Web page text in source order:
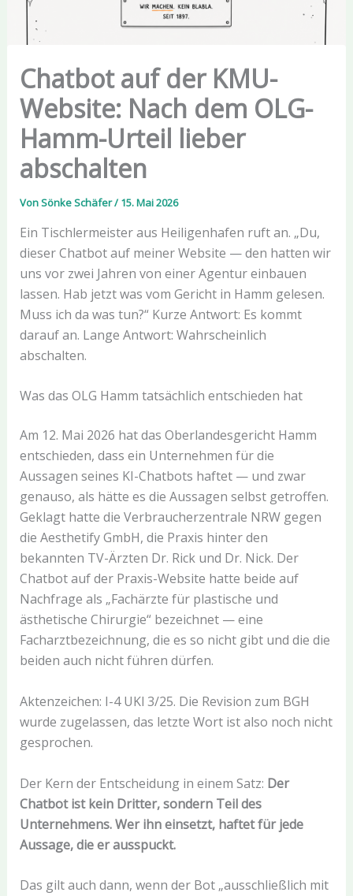
Chatbot auf der KMU-
Website: Nach dem OLG-
Hamm-Urteil lieber
abschalten
VonSönke Schäfer/ 15. Mai 2026
Ein Tischlermeister aus Heiligenhafen ruft an. „Du,
dieser Chatbot auf meiner Website — den hatten wir
uns vor zwei Jahren von einer Agentur einbauen
lassen. Hab jetzt was vom Gericht in Hamm gelesen.
Muss ich da was tun?“ Kurze Antwort: Es kommt
darauf an. Lange Antwort: Wahrscheinlich
abschalten.
Was das OLG Hamm tatsächlich entschieden hat
Am 12. Mai 2026 hat das Oberlandesgericht Hamm
entschieden, dass ein Unternehmen für die
Aussagen seines KI-Chatbots haftet — und zwar
genauso, als hätte es die Aussagen selbst getroffen.
Geklagt hatte die Verbraucherzentrale NRW gegen
die Aesthetify GmbH, die Praxis hinter den
bekannten TV-Ärzten Dr. Rick und Dr. Nick. Der
Chatbot auf der Praxis-Website hatte beide auf
Nachfrage als „Fachärzte für plastische und
ästhetische Chirurgie“ bezeichnet — eine
Facharztbezeichnung, die es so nicht gibt und die die
beiden auch nicht führen dürfen.
Aktenzeichen: I-4 UKl 3/25. Die Revision zum BGH
wurde zugelassen, das letzte Wort ist also noch nicht
gesprochen.
Der Kern der Entscheidung in einem Satz: Der
Chatbot ist kein Dritter, sondern Teil des
Unternehmens. Wer ihn einsetzt, haftet für jede
Aussage, die er ausspuckt.
Das gilt auch dann, wenn der Bot „ausschließlich mit